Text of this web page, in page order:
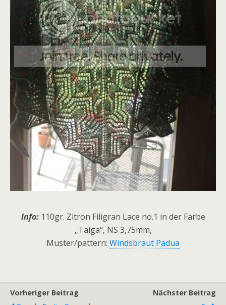
Info:110gr. Zitron Filigran Lace no.1 in der Farbe
„Taiga“, NS 3,75mm,
Muster/pattern: Windsbraut Padua
Vorheriger Beitrag
Nächster Beitrag